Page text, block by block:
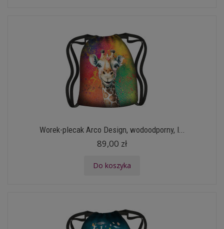
Worek-plecak Arco Design, wodoodporny, l...
89,00 zł
Do koszyka